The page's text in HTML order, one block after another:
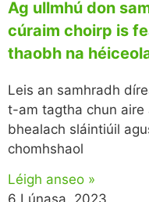
Ag ullmhú don
cúraim choirp is
thaobh na
Leis an samhradh
t-am tagtha chun
bhealach sláintiúil
chomhshaol
Léigh anseo »
6 Lúnasa, 2023